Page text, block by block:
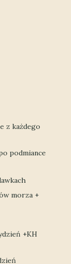
z każdego
podmiance
morza +
+KH